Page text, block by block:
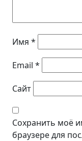
Имя *
Email *
Сайт
Сохранить моё
браузере для